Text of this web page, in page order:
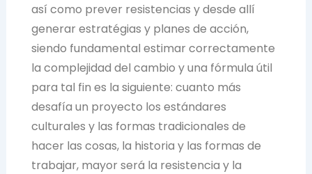
así como prever resistencias y desde allí
generar estratégias y planes de acción,
siendo fundamental estimar correctamente
la complejidad del cambio y una fórmula útil
para tal fin es la siguiente: cuanto más
desafía un proyecto los estándares
culturales y las formas tradicionales de
hacer las cosas, la historia y las formas de
trabajar, mayor será la resistencia y la